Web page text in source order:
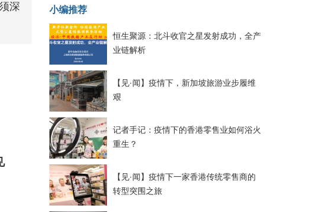
深
小编推荐
恒生聚源：北斗收官之星发射成功，全产
业链解析
【见·闻】疫情下，新加坡旅游业步履维
艰
记者手记：疫情下的香港零售业如何浴火
重生？
【见·闻】疫情下一家香港传统零售商的
转型突围之旅